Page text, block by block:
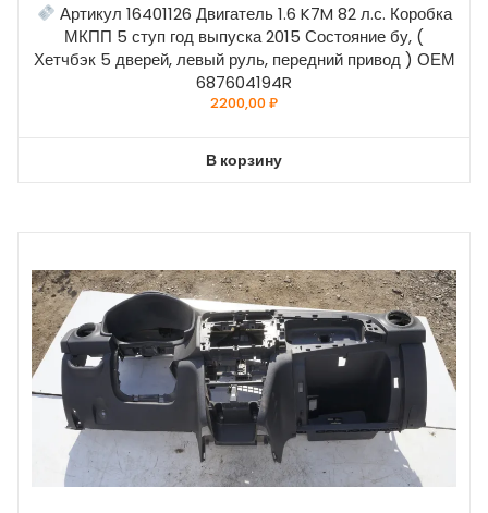
Артикул 16401126 Двигатель 1.6 K7M 82 л.с. Коробка
МКПП 5 ступ год выпуска 2015 Состояние бу, (
Хетчбэк 5 дверей, левый руль, передний привод ) ОЕМ
687604194R
2200,00₽
В корзину